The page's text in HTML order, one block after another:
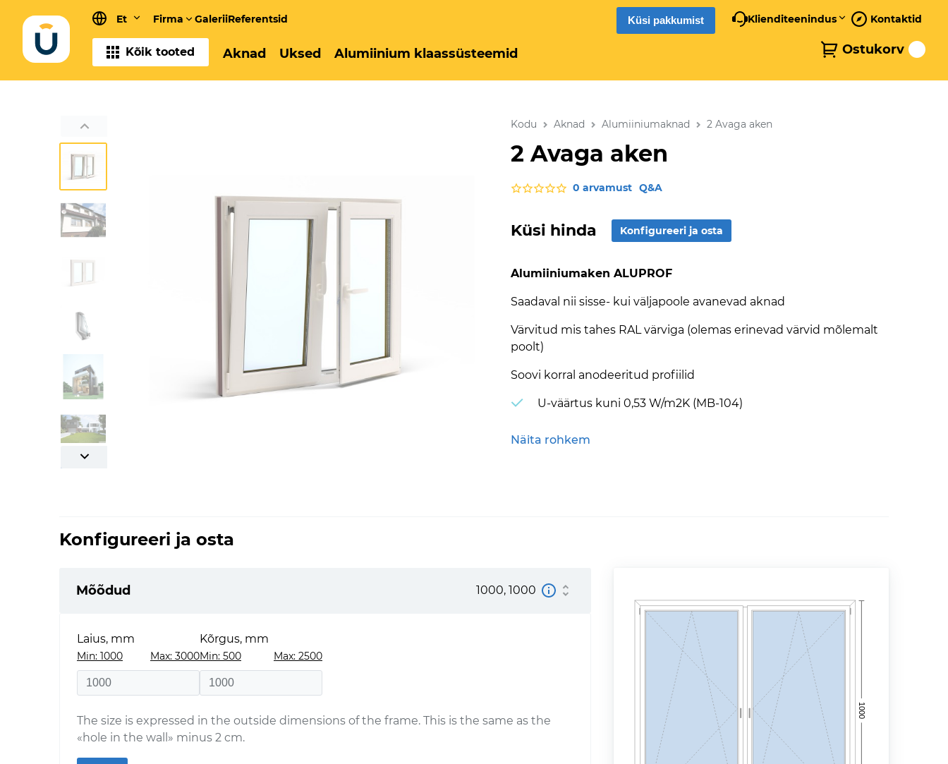
Et Firma GaleriiReferentsid
Kõik tooted Aknad Uksed Alumiinium klaassüsteemid
Küsi pakkumist Klienditeenindus Kontaktid
Ostukorv
Kodu Aknad Alumiiniumaknad 2 Avaga aken
2 Avaga aken
0 arvamust Q&A
Küsi hinda Konfigureeri ja osta
Alumiiniumaken ALUPROF
Saadaval nii sisse- kui väljapoole avanevad aknad
Värvitud mis tahes RAL värviga (olemas erinevad värvid mõlemalt
poolt)
Soovi korral anodeeritud profiilid
U-väärtus kuni 0,53 W/m2K (MB-104)
Näita rohkem
Konfigureeri ja osta
Mõõdud 1000, 1000
Laius, mm
Min: 1000 Max: 3000
Kõrgus, mm
Min: 500 Max: 2500
The size is expressed in the outside dimensions of the frame. This is the same as the
«hole in the wall» minus 2 cm.
1000